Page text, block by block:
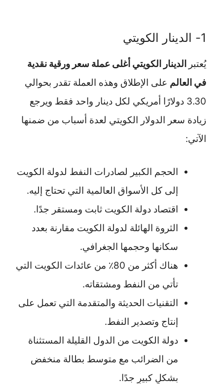
1- الدينار الكويتي
يُعتبر
الدينار الكويتي أغلى عملة سعر ورقية نقدية
في العالم على الإطلاق وهذه العملة تقدر بحوالي
3.30 دولارًا أمريكي لكل دينار واحد فقط ويرجع
زيادة سعر الدولار الكويتي لعدة أسباب من ضمنها
الآتي:
الحجم الكبير لصادرات النفط لدولة الكويت
إلى كل الأسواق العالمية التي تحتاج إليه.
اقتصاد دولة الكويت ثابت ومستقر جدًا.
الثروة الهائلة لدولة الكويت مقارنة بعدد
سكانها وحجمها الجغرافي.
هناك أكثر من 80٪ من عائدات الكويت التي
تأتي من النفط ومشتقاته.
التقنيات الحديثة والمتقدمة التي تعمل على
إنتاج وتصدير النفط.
دولة الكويت من الدول القليلة المستثناة
من الضرائب مع متوسط بطالة منخفض
بشكلٍ كبيرٍ جدًا.